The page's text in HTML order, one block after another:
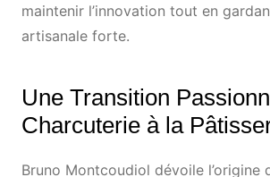
maintenir l’innovation tout en
artisanale forte.
Une Transition
Charcuterie à la
Bruno Montcoudiol dévoile l’origine